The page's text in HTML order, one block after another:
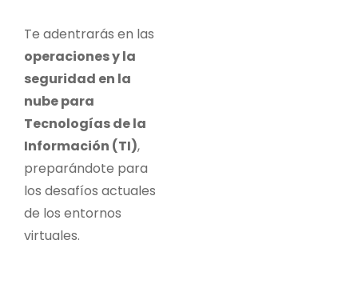
Te adentrarás en las
operaciones y la
seguridad en la
nube para
Tecnologías de la
Información (TI),
preparándote para
los desafíos actuales
de los entornos
virtuales.